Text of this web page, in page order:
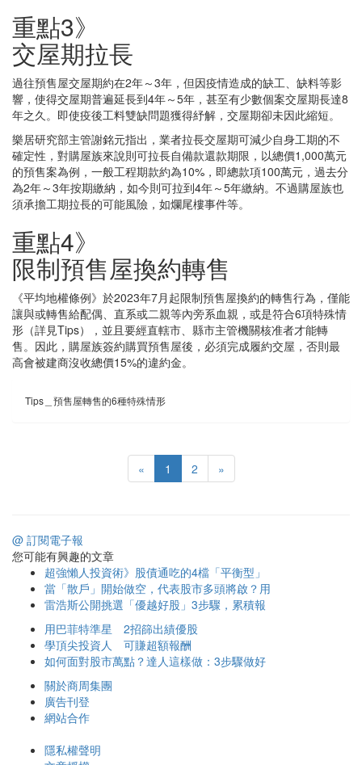
重點3》
交屋期拉長
過往預售屋交屋期約在2年～3年，但因疫情造成的缺工、缺料等影
響，使得交屋期普遍延長到4年～5年，甚至有少數個案交屋期長達8
年之久。即使疫後工料雙缺問題獲得紓解，交屋期卻未因此縮短。
樂居研究部主管謝銘元指出，業者拉長交屋期可減少自身工期的不
確定性，對購屋族來說則可拉長自備款還款期限，以總價1,000萬元
的預售案為例，一般工程期款約為10%，即總款項100萬元，過去分
為2年～3年按期繳納，如今則可拉到4年～5年繳納。不過購屋族也
須承擔工期拉長的可能風險，如爛尾樓事件等。
重點4》
限制預售屋換約轉售
《平均地權條例》於2023年7月起限制預售屋換約的轉售行為，僅能
讓與或轉售給配偶、直系或二親等內旁系血親，或是符合6項特殊情
形（詳見Tips），並且要經直轄市、縣市主管機關核准者才能轉
售。因此，購屋族簽約購買預售屋後，必須完成履約交屋，否則最
高會被建商沒收總價15%的違約金。
Tips＿預售屋轉售的6種特殊情形
« 1 2 »
@ 訂閱電子報
您可能有興趣的文章
超強懶人投資術》股債通吃的4檔「平衡型」
當「散戶」開始做空，代表股市多頭將啟？用
雷浩斯公開挑選「優越好股」3步驟，累積報
用巴菲特準星 2招篩出績優股
學頂尖投資人 可賺超額報酬
如何面對股市萬點？達人這樣做：3步驟做好
關於商周集團
廣告刊登
網站合作
隱私權聲明